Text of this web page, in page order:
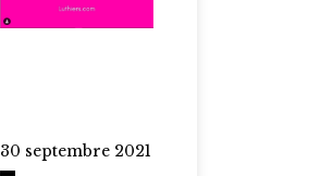
30 septembre 2021